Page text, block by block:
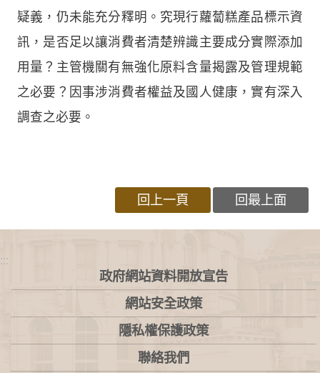
疑義，仍未能充分釋明。究現行蘿蔔糕產品標示資
訊，是否足以讓消費者清楚辨識主要成分實際添加
用量？主管機關有無強化原料含量揭露及管理規範
之必要？因事涉消費者權益及國人健康，實有深入
調查之必要。
回上一頁 回最上面
:::
政府網站資料開放宣告
網站安全政策
隱私權保護政策
聯絡我們